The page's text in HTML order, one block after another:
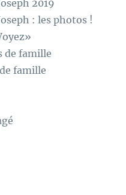
2019
: les photos !
de famille
famille